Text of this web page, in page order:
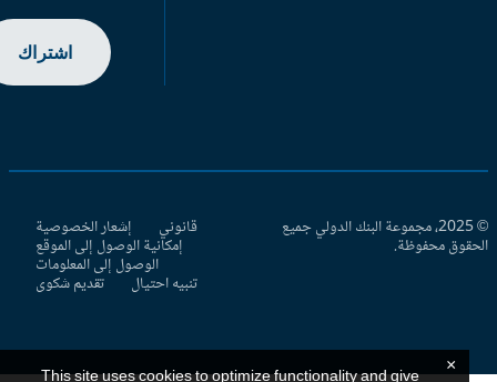
اشتراك
© 2025، مجموعة البنك الدولي جميع
محفوظة.
قانوني إشعار الخصوصية
إمكانية الوصول إلى الموقع
الوصول إلى المعلومات
تنبيه احتيال تقديم شكوى
×